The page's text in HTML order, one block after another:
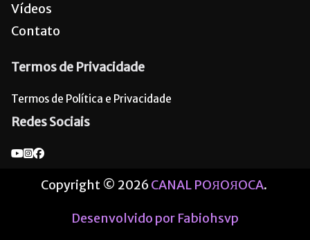
Vídeos
Contato
Termos de Privacidade
Termos de Política e Privacidade
Redes Sociais
Copyright © 2026 CANAL POЯOЯOCA.
Desenvolvido por Fabiohsvp